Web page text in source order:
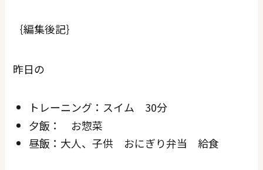
｛編集後記｝
昨日の
トレーニング：スイム 30分
夕飯： お惣菜
昼飯：大人、子供 おにぎり弁当 給食